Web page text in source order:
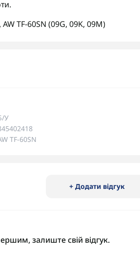
, AW TF-60SN (09G, 09K, 09M)
У
TF-60SN
+ Додати відгук
залиште свій відгук.